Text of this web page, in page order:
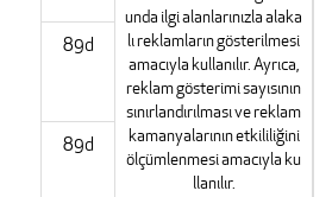
unda ilgi alanlarınızla alaka
lı reklamların gösterilmesi
amacıyla kullanılır. Ayrıca,
reklam gösterimi sayısının
sınırlandırılması ve reklam
kamanyalarının etkililiğini
ölçümlenmesi amacıyla ku
llanılır.
89d
89d